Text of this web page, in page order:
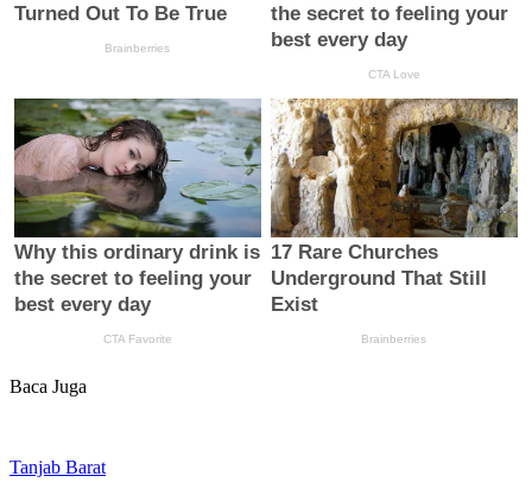
Baca Juga
Tanjab Barat